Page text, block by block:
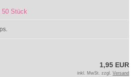
50 Stück
1,95 EUR
inkl. MwSt. zzgl. Versand